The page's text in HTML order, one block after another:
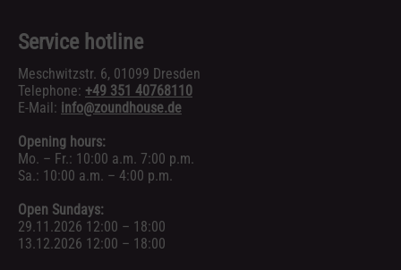
Service hotline
Meschwitzstr. 6, 01099 Dresden
Telephone: +49 351 40768110
E-Mail: info@zoundhouse.de
Opening hours:
Mo. – Fr.: 10:00 a.m. 7:00 p.m.
Sa.: 10:00 a.m. – 4:00 p.m.
Open Sundays:
29.11.2026 12:00 – 18:00
13.12.2026 12:00 – 18:00